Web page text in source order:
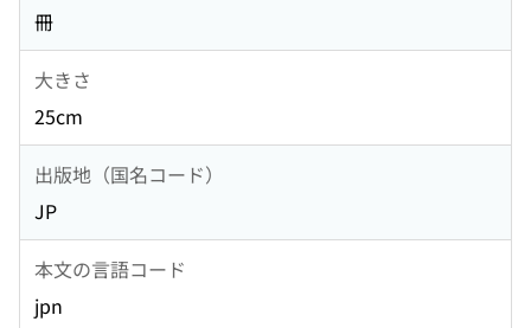
冊
大きさ
25cm
出版地（国名コード）
JP
本文の言語コード
jpn